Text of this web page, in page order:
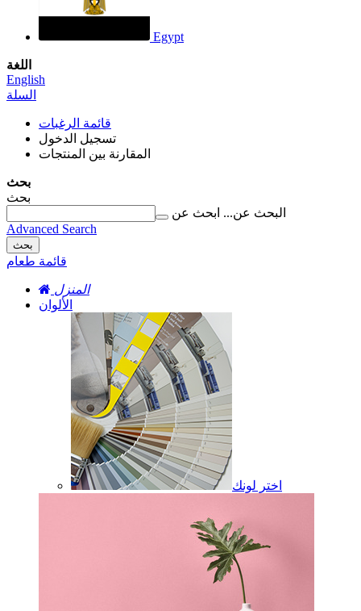
Egypt
اللغة
English
السلة
قائمة الرغبات
تسجيل الدخول
المقارنة بين المنتجات
بحث
بحث
البحث عن... ابحث عن
Advanced Search
بحث
قائمة طعام
المنزل
الألوان
اختر لونك